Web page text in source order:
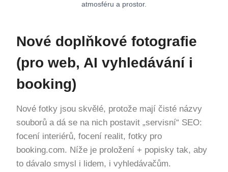
atmosféru a prostor.
Nové doplňkové fotografie
(pro web, AI vyhledávání i
booking)
Nové fotky jsou skvělé, protože mají čisté názvy
souborů a dá se na nich postavit „servisní“ SEO:
focení interiérů, focení realit, fotky pro
booking.com. Níže je proložení + popisky tak, aby
to dávalo smysl i lidem, i vyhledávačům.